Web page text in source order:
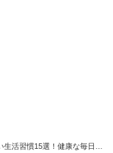
生活習慣15選！健康な毎日を